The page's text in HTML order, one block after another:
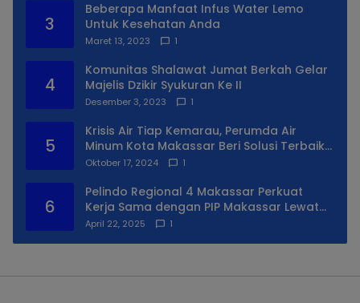
3
Beberapa Manfaat Infus Water Lemo
Untuk Kesehatan Anda
Maret 13, 2023 1
4
Komunitas Shalawat Jumat Berkah Gelar
Majelis Dzikir Syukuran Ke II
Desember 3, 2023 1
5
Krisis Air Tiap Kemarau, Perumda Air
Minum Kota Makassar Beri Solusi Terbaik
Untuk Daerah Utara Kota
Oktober 17, 2024 1
6
Pelindo Regional 4 Makassar Perkuat
Kerja Sama dengan PIP Makassar Lewat
Praktek Lapangan
April 22, 2025 1